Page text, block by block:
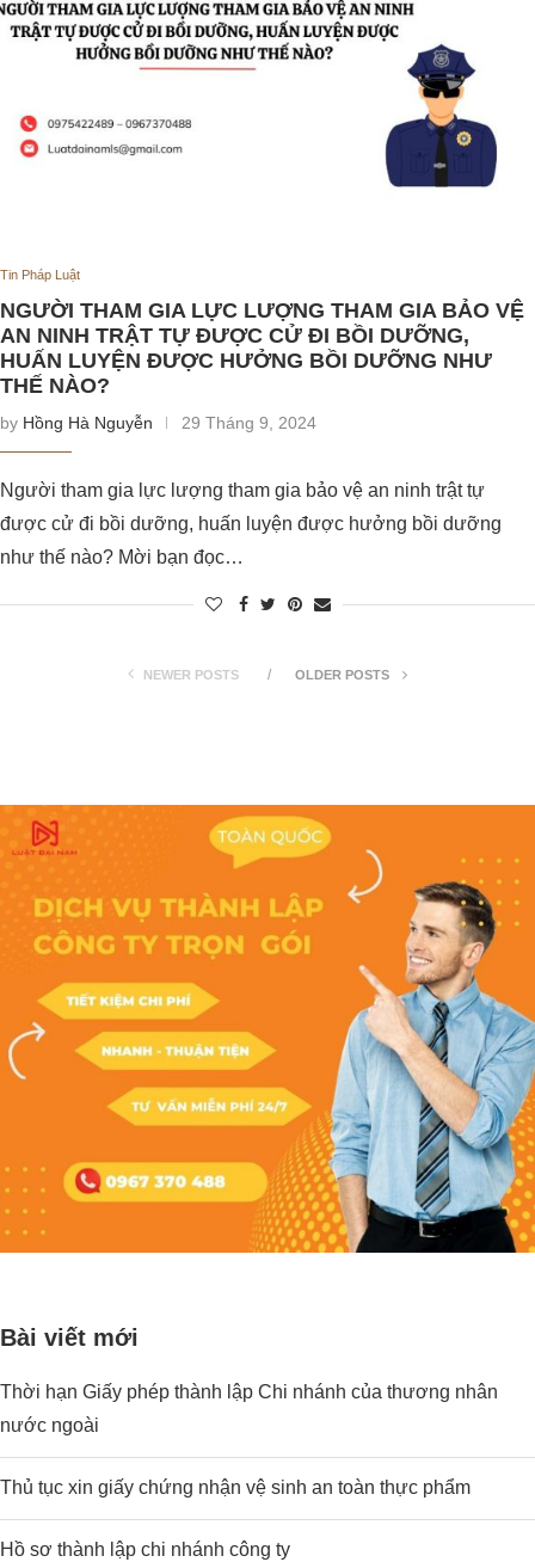
Tin Pháp Luật
NGƯỜI THAM GIA LỰC LƯỢNG THAM GIA BẢO VỆ
AN NINH TRẬT TỰ ĐƯỢC CỬ ĐI BỒI DƯỠNG,
HUẤN LUYỆN ĐƯỢC HƯỞNG BỒI DƯỠNG NHƯ
THẾ NÀO?
by Hồng Hà Nguyễn 29 Tháng 9, 2024
Người tham gia lực lượng tham gia bảo vệ an ninh trật tự
được cử đi bồi dưỡng, huấn luyện được hưởng bồi dưỡng
như thế nào? Mời bạn đọc…
NEWER POSTS OLDER POSTS
Bài viết mới
Thời hạn Giấy phép thành lập Chi nhánh của thương nhân
nước ngoài
Thủ tục xin giấy chứng nhận vệ sinh an toàn thực phẩm
Hồ sơ thành lập chi nhánh công ty